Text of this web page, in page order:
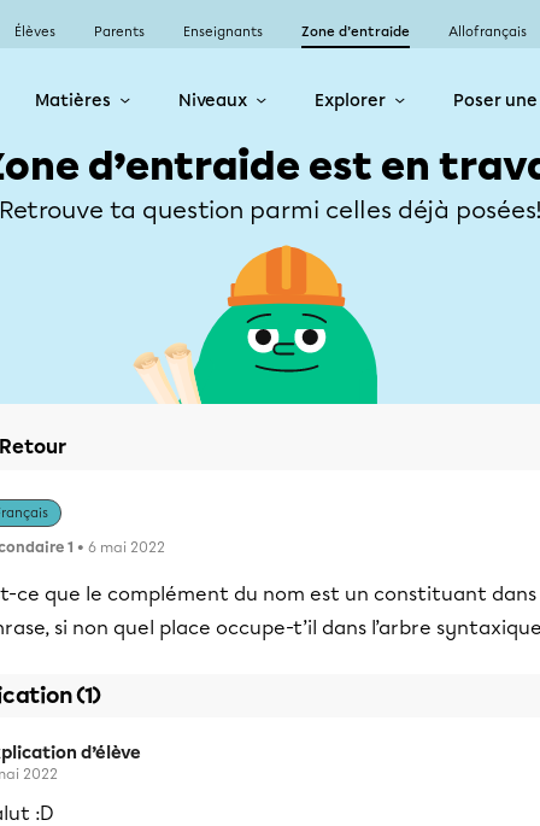
Élèves Parents Enseignants Zone d’entraide Allofrançais
Matières Niveaux Explorer Poser
d’entraide est en
Retrouve ta question parmi celles déjà
Retour
1 • 6 mai 2022
ce que le complément du nom est un constituant dans
si non quel place occupe-t’il dans l’arbre
(1)
d’élève
2022
:D